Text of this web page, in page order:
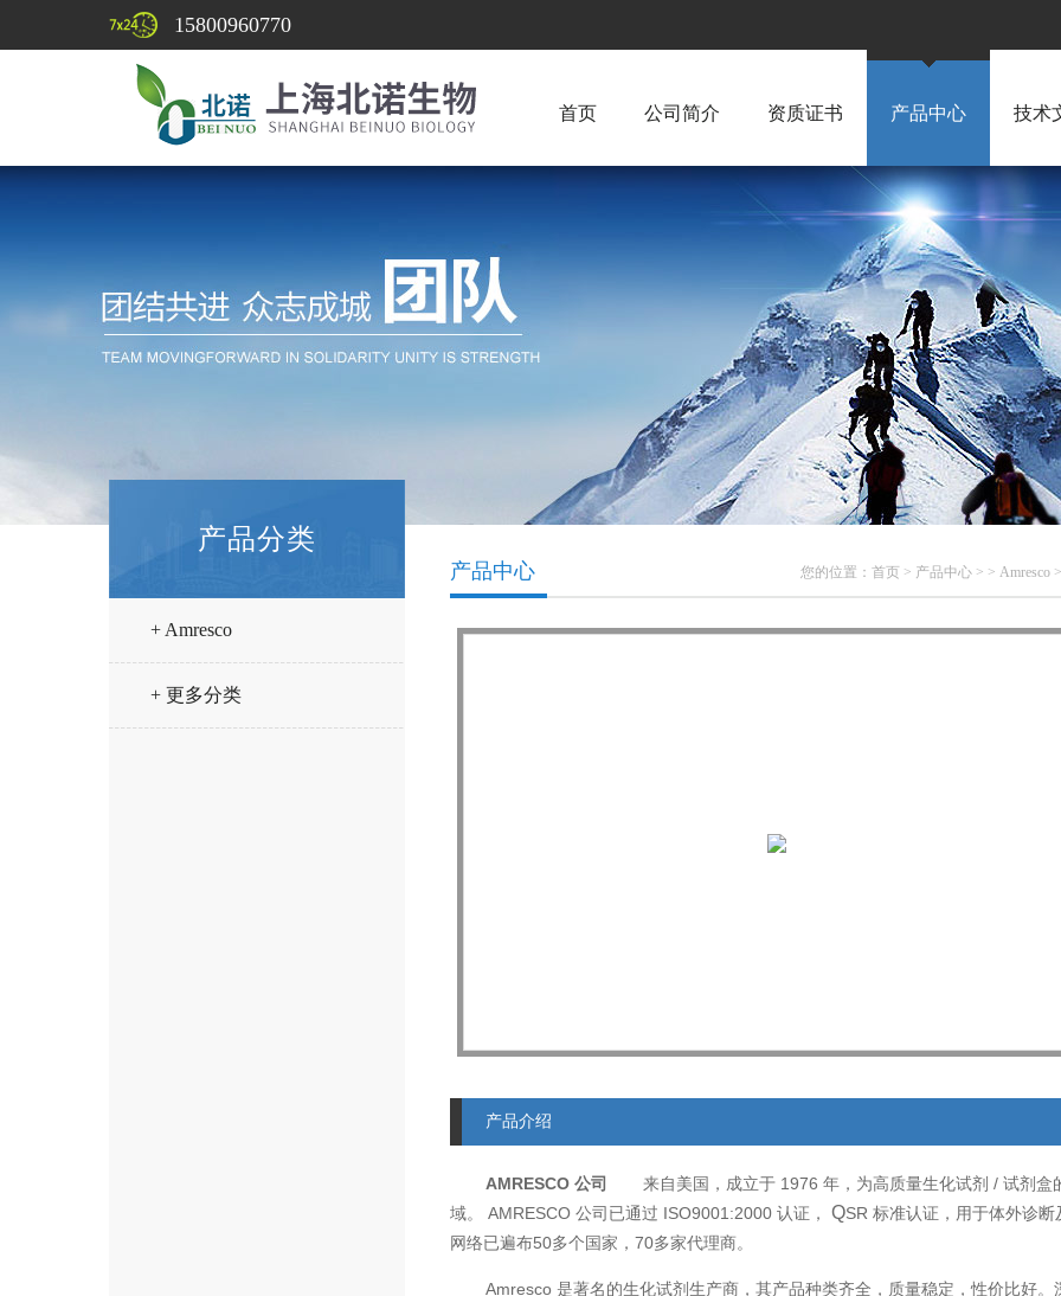
15800960770
首页 公司简介 资质证书 产品中心 技术
产品分类
+ Amresco
+ 更多分类
您的位置： 首页 > 产品中心 > > Amresco
产品中心
产品介绍
AMRESCO 公司 来自美国，成立于 1976 年，为高质量生化试剂 / 试剂盒
域。 AMRESCO 公司已通过 ISO9001:2000 认证， QSR 标准认证，用于体外诊断
网络已遍布50多个国家， 70多家代理商。
Amresco 是著名的生化试剂生产商，其产品种类齐全，质量稳定，性价比好。